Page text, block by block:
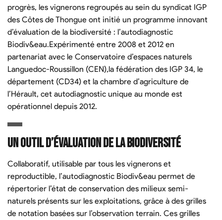
progrès, les vignerons regroupés au sein du syndicat IGP
des Côtes de Thongue ont initié un programme innovant
d’évaluation de la biodiversité : l’autodiagnostic
Biodiv&eau.Expérimenté entre 2008 et 2012 en
partenariat avec le Conservatoire d’espaces naturels
Languedoc-Roussillon (CEN),la fédération des IGP 34, le
département (CD34) et la chambre d’agriculture de
l’Hérault, cet autodiagnostic unique au monde est
opérationnel depuis 2012.
Un outil d’évaluation de la biodiversité
Collaboratif, utilisable par tous les vignerons et
reproductible, l’autodiagnostic Biodiv&eau permet de
répertorier l’état de conservation des milieux semi-
naturels présents sur les exploitations, grâce à des grilles
de notation basées sur l’observation terrain. Ces grilles